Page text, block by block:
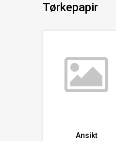
Tørkepapir
Ansikt